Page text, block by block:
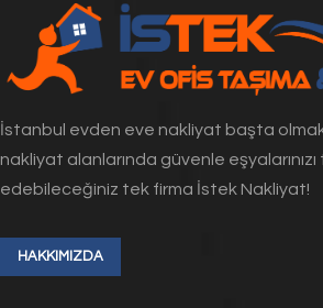
İstanbul evden eve nakliyat başta
nakliyat alanlarında güvenle eşyalarınızı
edebileceğiniz tek firma İstek Nakliyat!
HAKKIMIZDA